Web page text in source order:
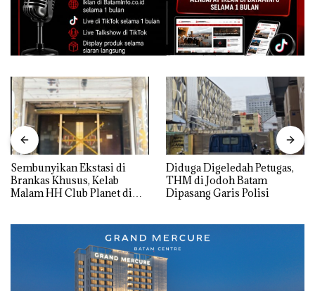
Sembunyikan Ekstasi di
Brankas Khusus, Kelab
Malam HH Club Planet di
Diduga Digeledah Petugas,
THM di Jodoh Batam
Dipasang Garis Polisi